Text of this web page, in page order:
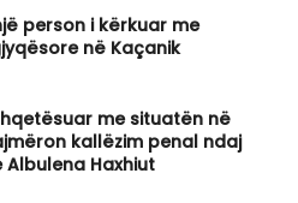
person i kërkuar me
në Kaçanik
me situatën në
kallëzim penal ndaj
Albulena Haxhiut